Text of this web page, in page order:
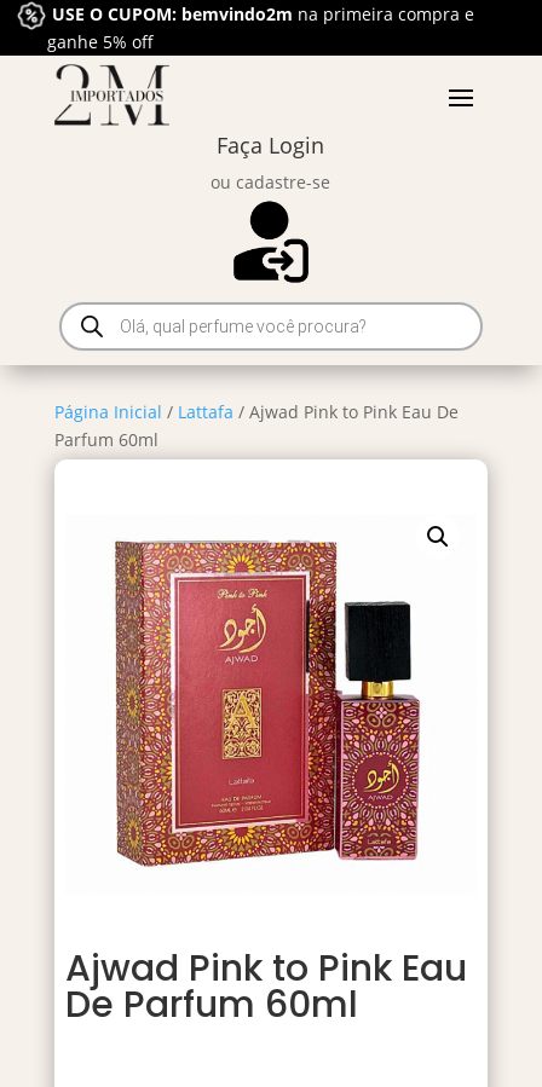
USE O CUPOM: bemvindo2m na primeira compra e
ganhe 5% off
Faça Login
ou cadastre-se
Pesquisar
produtos
Página Inicial / Lattafa / Ajwad Pink to Pink Eau De
Parfum 60ml
Ajwad Pink to Pink Eau
De Parfum 60ml